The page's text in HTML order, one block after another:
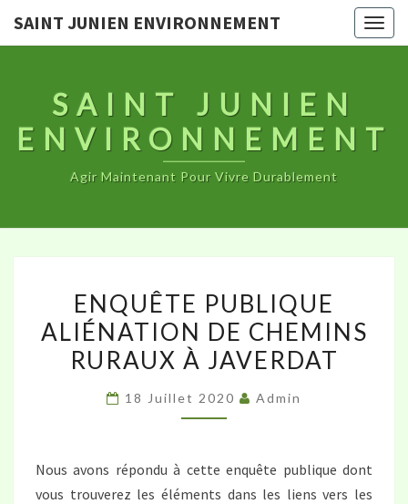
SAINT JUNIEN ENVIRONNEMENT
SAINT JUNIEN
ENVIRONNEMENT
Agir Maintenant Pour Vivre Durablement
PUBLIQUE
ALIÉNATION
DE
RURAUX
ENQUÊTE PUBLIQUE
ALIÉNATION DE CHEMINS
RURAUX À JAVERDAT
18 Juillet 2020 Admin
Nous avons répondu à cette enquête publique dont
vous trouverez les éléments dans les liens vers les